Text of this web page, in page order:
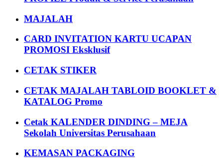
MAJALAH
CARD INVITATION KARTU UCAPAN
PROMOSI Eksklusif
CETAK STIKER
CETAK MAJALAH TABLOID BOOKLET &
KATALOG Promo
Cetak KALENDER DINDING – MEJA
Sekolah Universitas Perusahaan
KEMASAN PACKAGING